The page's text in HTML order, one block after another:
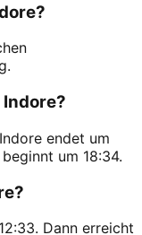
endet um
um 18:34.
Dann erreicht